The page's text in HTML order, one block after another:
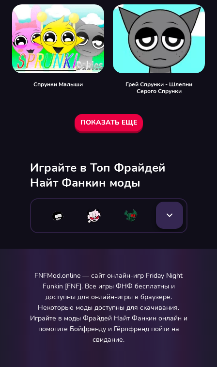
Спрунки Малыши
Грей Спрунки - Шлепни
Серого Спрунки
ПОКАЗАТЬ ЕЩЕ
Играйте в Топ Фрайдей
Найт Фанкин моды
FNFMod.online — сайт онлайн-игр Friday Night
Funkin [FNF]. Все игры ФНФ бесплатны и
доступны для онлайн-игры в браузере.
Некоторые моды доступны для скачивания.
Играйте в моды Фрайдей Найт Фанкин онлайн и
помогите Бойфренду и Гёрлфренд пойти на
свидание.